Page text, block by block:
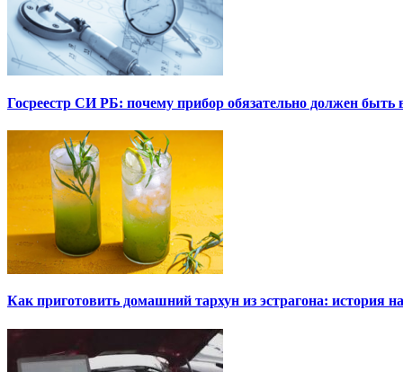
Госреестр СИ РБ: почему прибор обязательно должен быть
Как приготовить домашний тархун из эстрагона: история